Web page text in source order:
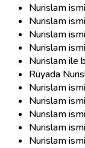
Nurislam
Nurislam
Nurislam
Nurislam
Nurislam ile
Rüyada
Nurislam
Nurislam
Nurislam
Nurislam
Nurislam